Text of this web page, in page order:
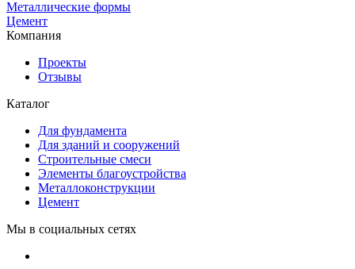
Металлические формы
Цемент
Компания
Проекты
Отзывы
Каталог
Для фундамента
Для зданий и сооружений
Строительные смеси
Элементы благоустройства
Металлоконструкции
Цемент
Мы в социальных сетях